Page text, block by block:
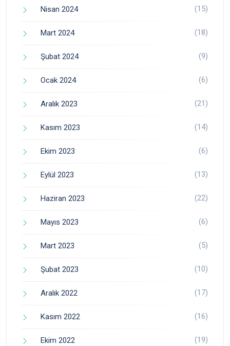
Nisan 2024 (15)
Mart 2024 (18)
Şubat 2024 (9)
Ocak 2024 (6)
Aralık 2023 (21)
Kasım 2023 (14)
Ekim 2023 (6)
Eylül 2023 (13)
Haziran 2023 (22)
Mayıs 2023 (6)
Mart 2023 (5)
Şubat 2023 (10)
Aralık 2022 (17)
Kasım 2022 (16)
Ekim 2022 (19)